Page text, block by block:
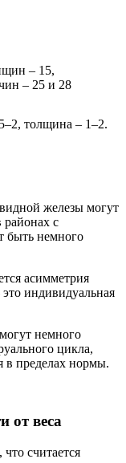
– 15,
– 25 и 28
толщина – 1–2.
железы могут
с
быть немного
асимметрия
индивидуальная
немного
цикла,
в пределах нормы.
от веса
считается